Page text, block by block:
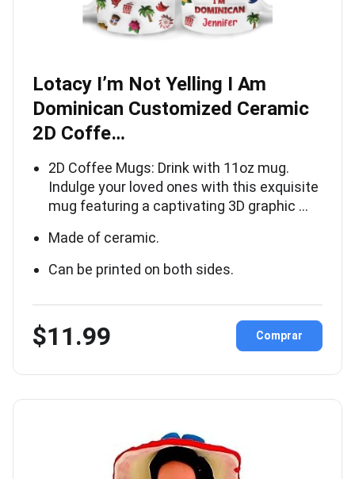
Lotacy I’m Not Yelling I Am
Dominican Customized Ceramic
2D Coffe…
2D Coffee Mugs: Drink with 11oz mug.
Indulge your loved ones with this exquisite
mug featuring a captivating 3D graphic …
Made of ceramic.
Can be printed on both sides.
$11.99 Comprar